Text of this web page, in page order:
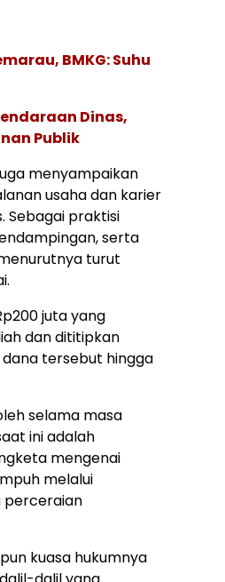
BMKG: Suhu
Dinas,
Publik
menyampaikan
usaha dan karier
Sebagai praktisi
serta
turut
juta yang
dan dititipkan
dana tersebut hingga
selama masa
ini adalah
mengenai
melalui
perceraian
kuasa hukumnya